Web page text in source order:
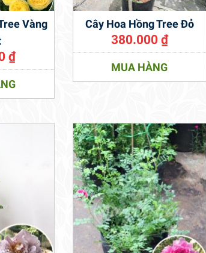
Vàng
₫
Cây Hoa Hồng Tree Đỏ
380.000 ₫
MUA HÀNG